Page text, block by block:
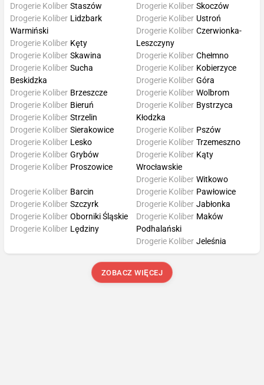
Drogerie Koliber Staszów
Drogerie Koliber Lidzbark
Warmiński
Drogerie Koliber Kęty
Drogerie Koliber Skawina
Drogerie Koliber Skoczów
Drogerie Koliber Ustroń
Drogerie Koliber Czerwionka-
Leszczyny
Drogerie Koliber Chełmno
Drogerie Koliber Sucha
Beskidzka
Drogerie Koliber Brzeszcze
Drogerie Koliber Bieruń
Drogerie Koliber Strzelin
Drogerie Koliber Kobierzyce
Drogerie Koliber Góra
Drogerie Koliber Wolbrom
Drogerie Koliber Bystrzyca
Kłodzka
Drogerie Koliber Sierakowice
Drogerie Koliber Lesko
Drogerie Koliber Grybów
Drogerie Koliber Proszowice
Drogerie Koliber Pszów
Drogerie Koliber Trzemeszno
Drogerie Koliber Kąty
Wrocławskie
Drogerie Koliber Witkowo
Drogerie Koliber Barcin
Drogerie Koliber Szczyrk
Drogerie Koliber Oborniki Śląskie
Drogerie Koliber Lędziny
Drogerie Koliber Pawłowice
Drogerie Koliber Jabłonka
Drogerie Koliber Maków
Podhalański
Drogerie Koliber Jeleśnia
ZOBACZ WIĘCEJ